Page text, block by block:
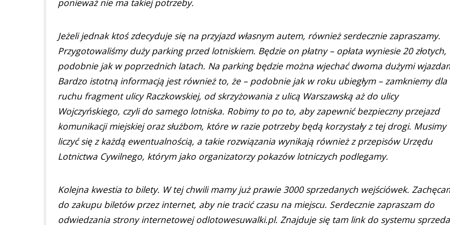
Jeżeli jednak ktoś zdecyduje się na przyjazd własnym autem, również serdecznie zapraszamy.
Przygotowaliśmy duży parking przed lotniskiem. Będzie on płatny – opłata wyniesie 20 złotych,
podobnie jak w poprzednich latach. Na parking będzie można wjechać dwoma dużymi
Bardzo istotną informacją jest również to, że – podobnie jak w roku ubiegłym – zamkniemy dla
ruchu fragment ulicy Raczkowskiej, od skrzyżowania z ulicą Warszawską aż do ulicy
Wojczyńskiego, czyli do samego lotniska. Robimy to po to, aby zapewnić bezpieczny przejazd
komunikacji miejskiej oraz służbom, które w razie potrzeby będą korzystały z tej drogi. Musimy
liczyć się z każdą ewentualnością, a takie rozwiązania wynikają również z przepisów Urzędu
Lotnictwa Cywilnego, którym jako organizatorzy pokazów lotniczych podlegamy.
Kolejna kwestia to bilety. W tej chwili mamy już prawie 3000 sprzedanych wejściówek.
do zakupu biletów przez internet, aby nie tracić czasu na miejscu. Serdecznie zapraszam do
odwiedzania strony internetowej odlotowesuwalki.pl. Znajduje się tam link do systemu